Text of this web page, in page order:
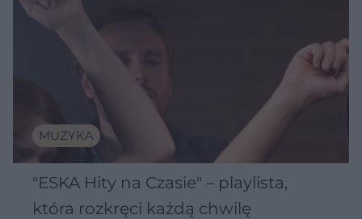
MUZYKA
"ESKA Hity na Czasie" – playlista,
która rozkręci każdą chwilę